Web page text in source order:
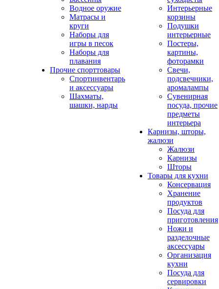
Водное оружие
Матрасы и
круги
Наборы для
игры в песок
Наборы для
плавания
Прочие спорттовары
Спортинвентарь
и аксессуары
Шахматы,
шашки, нарды
Интерьерные
корзины
Подушки
интерьерные
Постеры,
картины,
фоторамки
Свечи,
подсвечники,
аромалампы
Сувенирная
посуда, прочие
предметы
интерьера
Карнизы, шторы,
жалюзи
Жалюзи
Карнизы
Шторы
Товары для кухни
Консервация
Хранение
продуктов
Посуда для
приготовления
Ножи и
разделочные
аксессуары
Организация
кухни
Посуда для
сервировки